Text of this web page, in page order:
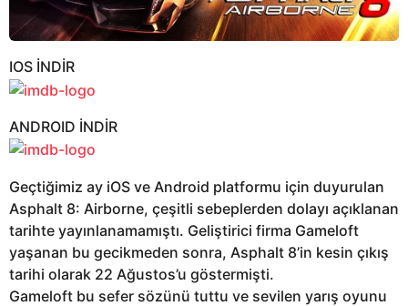
IOS İNDİR
ANDROID İNDİR
Geçtiğimiz ay iOS ve Android platformu için duyurulan
Asphalt 8: Airborne, çeşitli sebeplerden dolayı açıklanan
tarihte yayınlanamamıştı. Geliştirici firma Gameloft
yaşanan bu gecikmeden sonra, Asphalt 8’in kesin çıkış
tarihi olarak 22 Ağustos’u göstermişti.
Gameloft bu sefer sözünü tuttu ve sevilen yarış oyunu